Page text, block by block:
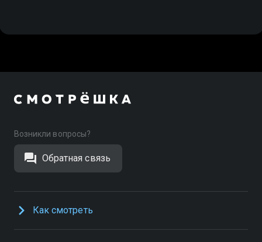
Возникли вопросы?
Обратная связь
Как смотреть